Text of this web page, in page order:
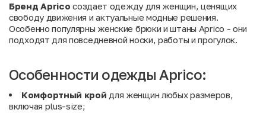
Бренд Apricoсоздает одежду для женщин, ценящих
свободу движения и актуальные модные решения.
Особенно популярны женские брюки и штаны Aprico - они
подходят для повседневной носки, работы и прогулок.
Особенности одежды Aprico:
Комфортный крой для женщин любых размеров,
включая plus-size;